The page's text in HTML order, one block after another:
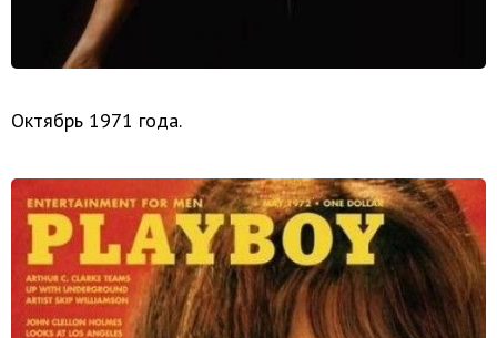
Октябрь 1971 года.